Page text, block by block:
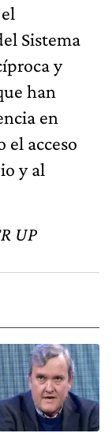
Sistema
y
han
en
el acceso
y al
UP